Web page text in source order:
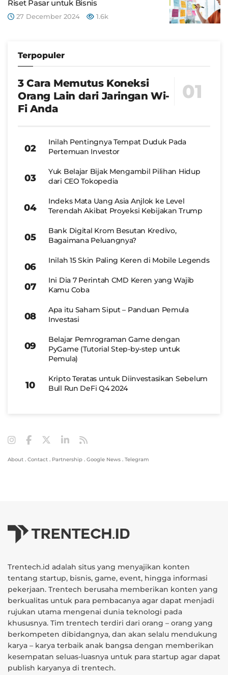
Riset Pasar untuk Bisnis
27 December 2024 1.6k
Terpopuler
3 Cara Memutus Koneksi
Orang Lain dari Jaringan Wi-
Fi Anda
Inilah Pentingnya Tempat Duduk Pada
Pertemuan Investor
Yuk Belajar Bijak Mengambil Pilihan Hidup
dari CEO Tokopedia
Indeks Mata Uang Asia Anjlok ke Level
Terendah Akibat Proyeksi Kebijakan Trump
Bank Digital Krom Besutan Kredivo,
Bagaimana Peluangnya?
Inilah 15 Skin Paling Keren di Mobile Legends
Ini Dia 7 Perintah CMD Keren yang Wajib
Kamu Coba
Apa itu Saham Siput – Panduan Pemula
Investasi
Belajar Pemrograman Game dengan
PyGame (Tutorial Step-by-step untuk
Pemula)
Kripto Teratas untuk Diinvestasikan Sebelum
Bull Run DeFi Q4 2024
About . Contact . Partnership . Google News . Telegram
Trentech.id adalah situs yang menyajikan konten
tentang startup, bisnis, game, event, hingga informasi
pekerjaan. Trentech berusaha memberikan konten yang
berkualitas untuk para pembacanya agar dapat menjadi
rujukan utama mengenai dunia teknologi pada
khususnya. Tim trentech terdiri dari orang – orang yang
berkompeten dibidangnya, dan akan selalu mendukung
karya – karya terbaik anak bangsa dengan memberikan
kesempatan seluas-luasnya untuk para startup agar dapat
publish karyanya di trentech.